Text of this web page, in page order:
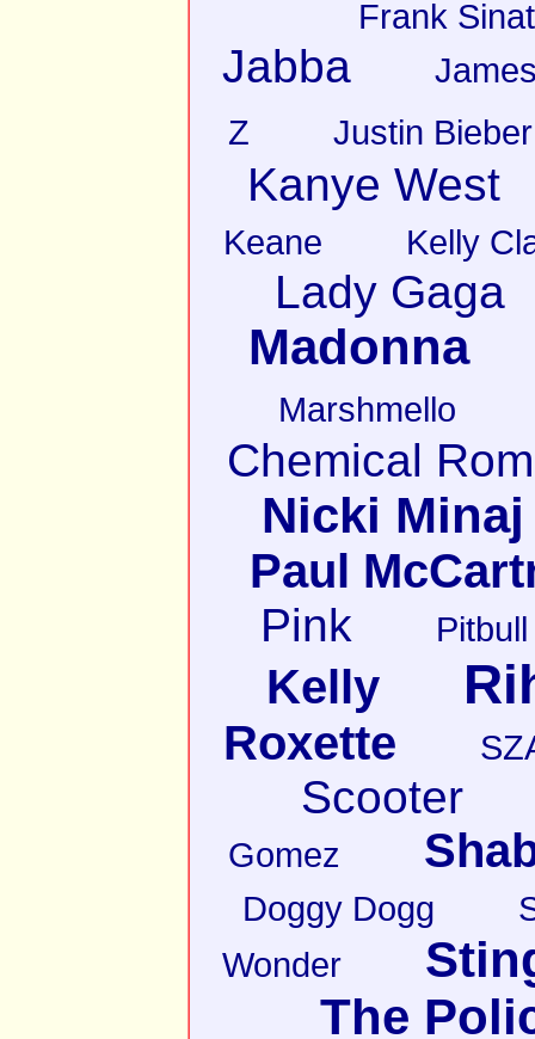
Frank
Jabba
Z
Justin Bieber
Kanye West
Keane Kelly
Lady Gaga
Madonna
Marshmello
Chemical
Nicki Minaj
Paul
Pink Pitbull
Kelly
Roxette
Scooter
Gomez
Doggy Dogg
Wonder
The